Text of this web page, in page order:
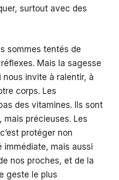
surtout avec des
sommes tentés de
Mais la sagesse
nous invite à ralentir, à
corps. Les
des vitamines. Ils sont
mais précieuses. Les
protéger non
immédiate, mais aussi
nos proches, et de la
geste le plus